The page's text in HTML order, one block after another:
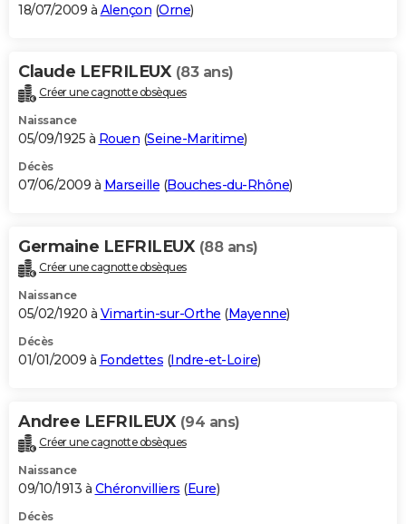
18/07/2009 à Alençon (Orne)
Claude LEFRILEUX (83 ans)
Créer une cagnotte obsèques
Naissance
05/09/1925 à Rouen (Seine-Maritime)
Décès
07/06/2009 à Marseille (Bouches-du-Rhône)
Germaine LEFRILEUX (88 ans)
Créer une cagnotte obsèques
Naissance
05/02/1920 à Vimartin-sur-Orthe (Mayenne)
Décès
01/01/2009 à Fondettes (Indre-et-Loire)
Andree LEFRILEUX (94 ans)
Créer une cagnotte obsèques
Naissance
09/10/1913 à Chéronvilliers (Eure)
Décès